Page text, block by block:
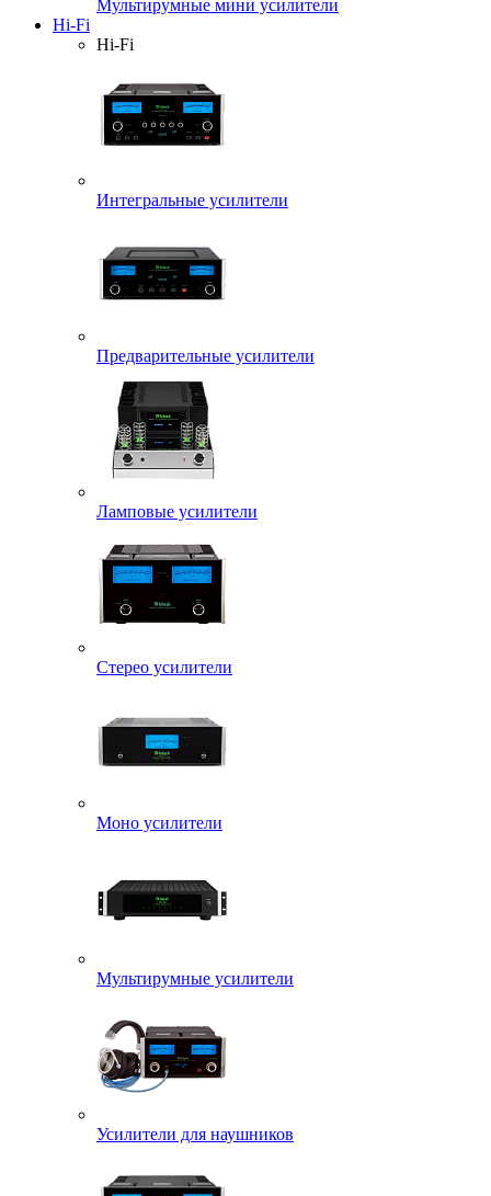
Мультирумные мини усилители
Hi-Fi
Hi-Fi
Интегральные усилители
Предварительные усилители
Ламповые усилители
Стерео усилители
Моно усилители
Мультирумные усилители
Усилители для наушников